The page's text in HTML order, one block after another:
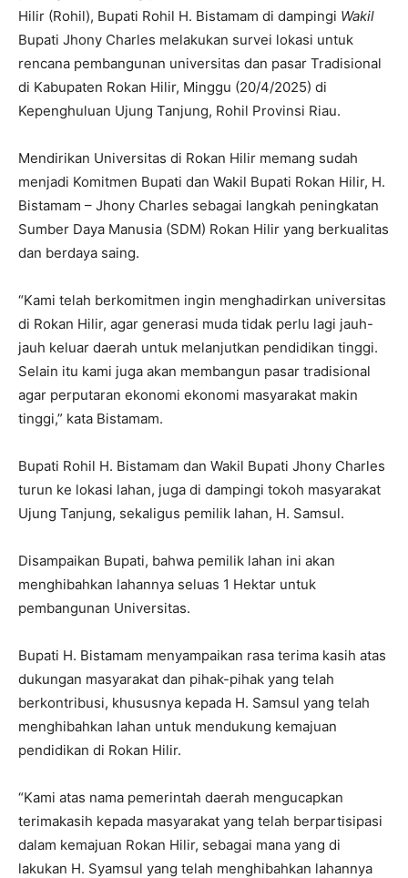
Hilir (Rohil), Bupati Rohil H. Bistamam di dampingi Wakil
Bupati Jhony Charles melakukan survei lokasi untuk
rencana pembangunan universitas dan pasar Tradisional
di Kabupaten Rokan Hilir, Minggu (20/4/2025) di
Kepenghuluan Ujung Tanjung, Rohil Provinsi Riau.
Mendirikan Universitas di Rokan Hilir memang sudah
menjadi Komitmen Bupati dan Wakil Bupati Rokan Hilir, H.
Bistamam – Jhony Charles sebagai langkah peningkatan
Sumber Daya Manusia (SDM) Rokan Hilir yang berkualitas
dan berdaya saing.
“Kami telah berkomitmen ingin menghadirkan universitas
di Rokan Hilir, agar generasi muda tidak perlu lagi jauh-
jauh keluar daerah untuk melanjutkan pendidikan tinggi.
Selain itu kami juga akan membangun pasar tradisional
agar perputaran ekonomi ekonomi masyarakat makin
tinggi,” kata Bistamam.
Bupati Rohil H. Bistamam dan Wakil Bupati Jhony Charles
turun ke lokasi lahan, juga di dampingi tokoh masyarakat
Ujung Tanjung, sekaligus pemilik lahan, H. Samsul.
Disampaikan Bupati, bahwa pemilik lahan ini akan
menghibahkan lahannya seluas 1 Hektar untuk
pembangunan Universitas.
Bupati H. Bistamam menyampaikan rasa terima kasih atas
dukungan masyarakat dan pihak-pihak yang telah
berkontribusi, khususnya kepada H. Samsul yang telah
menghibahkan lahan untuk mendukung kemajuan
pendidikan di Rokan Hilir.
“Kami atas nama pemerintah daerah mengucapkan
terimakasih kepada masyarakat yang telah berpartisipasi
dalam kemajuan Rokan Hilir, sebagai mana yang di
lakukan H. Syamsul yang telah menghibahkan lahannya